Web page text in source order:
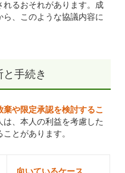
るおそれがあります。成
、このような協議内容に
手続き
棄や限定承認を検討するこ
は、本人の利益を考慮した
とがあります。